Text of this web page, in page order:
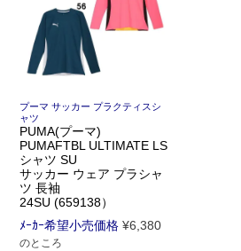
プーマ サッカー プラクティスシ
ャツ
PUMA(プーマ)
PUMAFTBL ULTIMATE LS
シャツ SU
サッカー ウェア プラシャ
ツ 長袖
24SU (659138）
ﾒｰｶｰ希望小売価格 ¥6,380
のところ